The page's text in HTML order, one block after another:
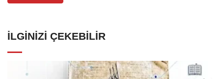
İLGINIZI ÇEKEBILIR